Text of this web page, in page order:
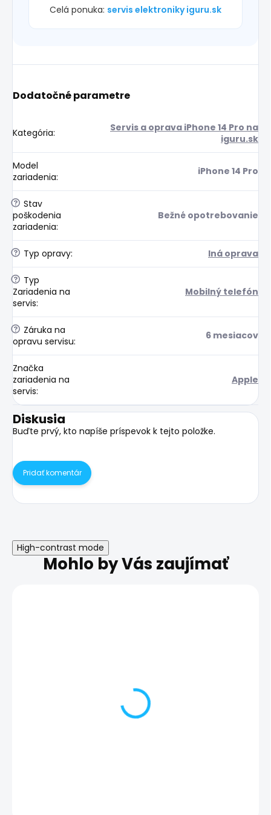
Celá ponuka: servis elektroniky iguru.sk
Dodatočné parametre
Kategória:
Servis a oprava iPhone 14 Pro na
iguru.sk
Model
zariadenia: iPhone 14 Pro
? Stav
poškodenia
zariadenia:
Bežné opotrebovanie
? Typ opravy: Iná oprava
? Typ
Zariadenia na
servis:
Mobilný telefón
? Záruka na
opravu servisu: 6 mesiacov
Značka
zariadenia na
servis:
Apple
Diskusia
Buďte prvý, kto napíše príspevok k tejto položke.
Pridať komentár
High-contrast mode
Mohlo by Vás zaujímať